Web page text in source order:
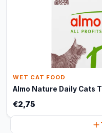
WET CAT FOOD
Almo Nature Daily Cats
€2,75